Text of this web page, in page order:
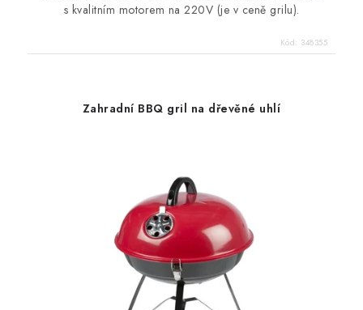
s kvalitním motorem na 220V (je v ceně grilu).
Kód: 348355
Zahradní BBQ gril na dřevěné uhlí